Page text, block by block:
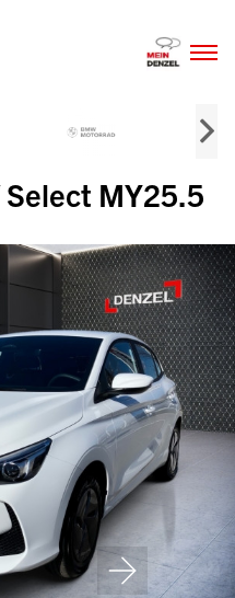
Select MY25.5